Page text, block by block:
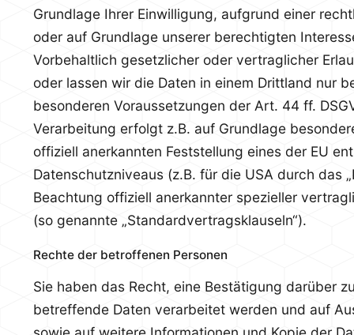
Grundlage Ihrer Einwilligung, aufgrund einer
oder auf Grundlage unserer berechtigten
Vorbehaltlich gesetzlicher oder vertraglicher
oder lassen wir die Daten in einem Drittland nur
besonderen Voraussetzungen der Art. 44 ff.
Verarbeitung erfolgt z.B. auf Grundlage
offiziell anerkannten Feststellung eines der EU
Datenschutzniveaus (z.B. für die USA durch das
Beachtung offiziell anerkannter spezieller
(so genannte „Standardvertragsklauseln“).
Rechte der betroffenen Personen
Sie haben das Recht, eine Bestätigung darüber
betreffende Daten verarbeitet werden und auf